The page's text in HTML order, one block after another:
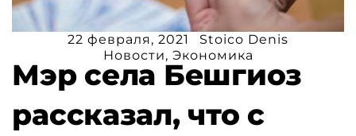
22 февраля, 2021
Stoico Denis
Новости, Экономика
Мэр села Бешгиоз
рассказал, что с